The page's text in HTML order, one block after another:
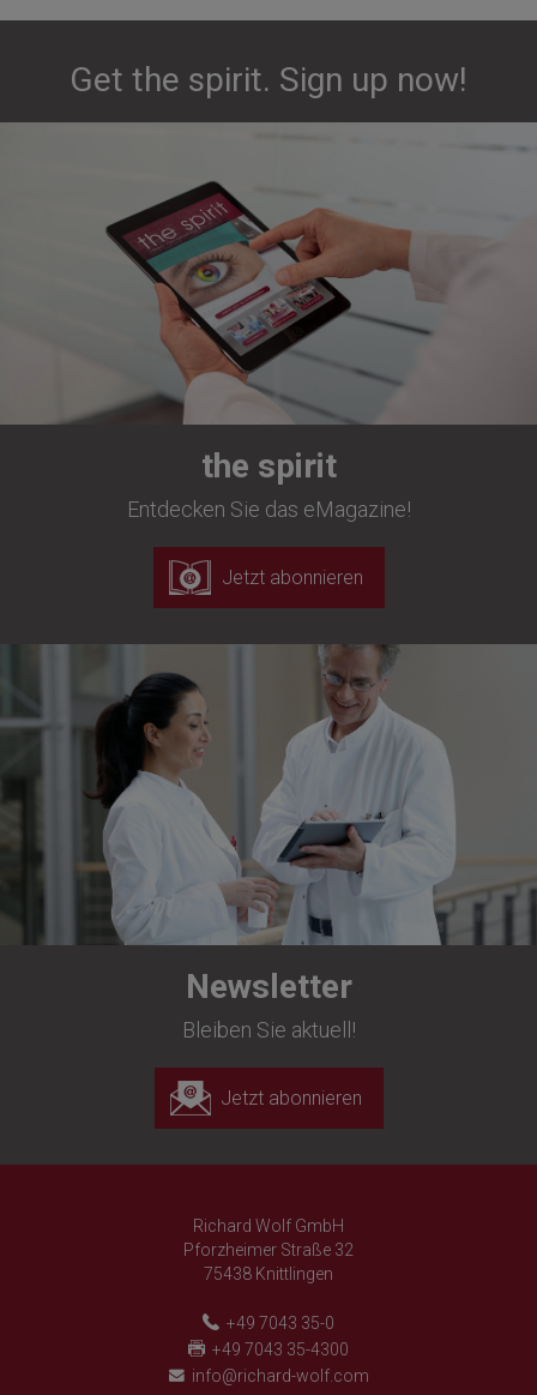
Get the spirit. Sign up now!
the spirit
Entdecken Sie das eMagazine!
Jetzt abonnieren
Newsletter
Bleiben Sie aktuell!
Jetzt abonnieren
Richard Wolf GmbH
Pforzheimer Straße 32
75438 Knittlingen
+49 7043 35-0
+49 7043 35-4300
info@richard-wolf.com